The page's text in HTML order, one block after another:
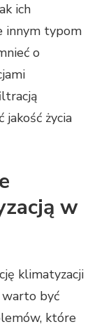
ich
innym typom
o
życia
w
klimatyzacji
być
które